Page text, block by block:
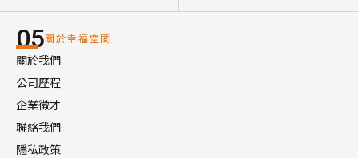
05關於幸福空間
關於我們
公司歷程
企業徵才
聯絡我們
隱私政策